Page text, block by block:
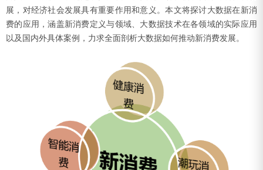
展，对经济社会发展具有重要作用和意义。本文将探讨大数据在新消
费的应用，涵盖新消费定义与领域、大数据技术在各领域的实际应用
以及国内外具体案例，力求全面剖析大数据如何推动新消费发展。